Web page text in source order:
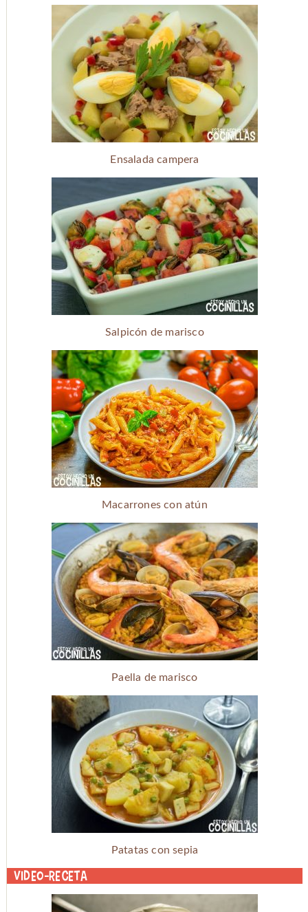
Ensalada campera
Salpicón de marisco
Macarrones con atún
Paella de marisco
Patatas con sepia
Video-receta